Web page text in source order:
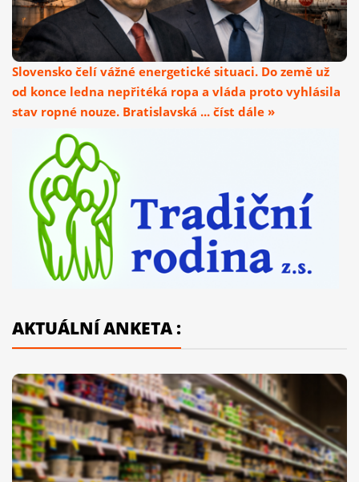
Slovensko čelí vážné energetické situaci. Do země už
od konce ledna nepřitéká ropa a vláda proto vyhlásila
stav ropné nouze. Bratislavská ... číst dále »
AKTUÁLNÍ ANKETA :